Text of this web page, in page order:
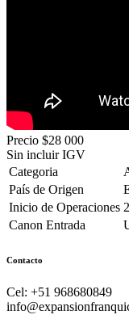
Precio $28 000
Sin incluir IGV
Categoria
País de Origen
Inicio de Operaciones
Canon Entrada
Contacto
Cel: +51 968680849